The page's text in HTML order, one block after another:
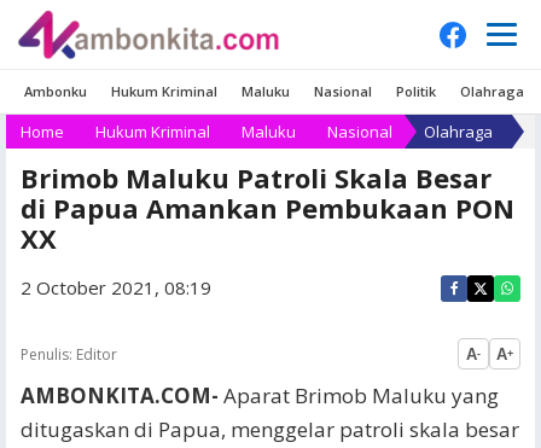
Ambonku Hukum Kriminal Maluku Nasional Politik Olahraga
Home Hukum Kriminal Maluku Nasional Olahraga
Brimob Maluku Patroli Skala Besar
di Papua Amankan Pembukaan PON
XX
2 October 2021, 08:19
Penulis: Editor A- A+
AMBONKITA.COM- Aparat Brimob Maluku yang
ditugaskan di Papua, menggelar patroli skala besar